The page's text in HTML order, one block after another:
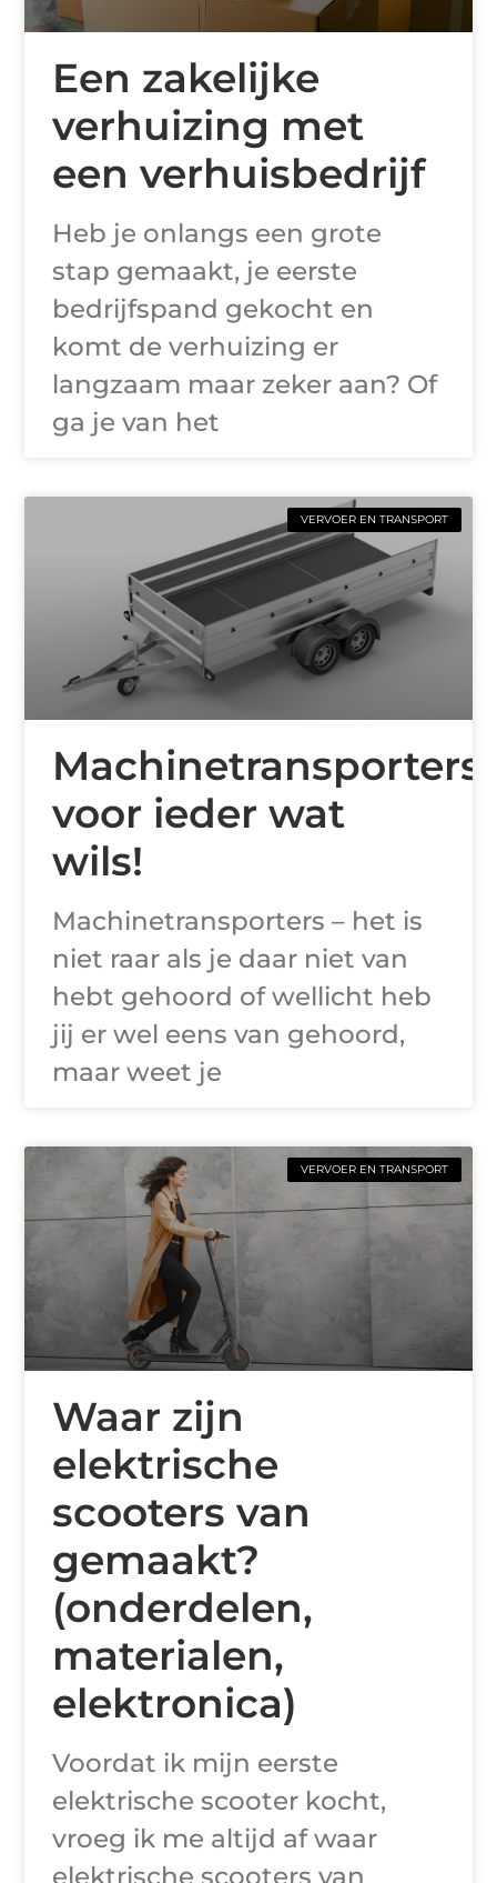
Een zakelijke
verhuizing met
een verhuisbedrijf
Heb je onlangs een grote
stap gemaakt, je eerste
bedrijfspand gekocht en
komt de verhuizing er
langzaam maar zeker aan? Of
ga je van het
VERVOER EN TRANSPORT
Machinetransporters
voor ieder wat
wils!
Machinetransporters – het is
niet raar als je daar niet van
hebt gehoord of wellicht heb
jij er wel eens van gehoord,
maar weet je
VERVOER EN TRANSPORT
Waar zijn
elektrische
scooters van
gemaakt?
(onderdelen,
materialen,
elektronica)
Voordat ik mijn eerste
elektrische scooter kocht,
vroeg ik me altijd af waar
elektrische scooters van